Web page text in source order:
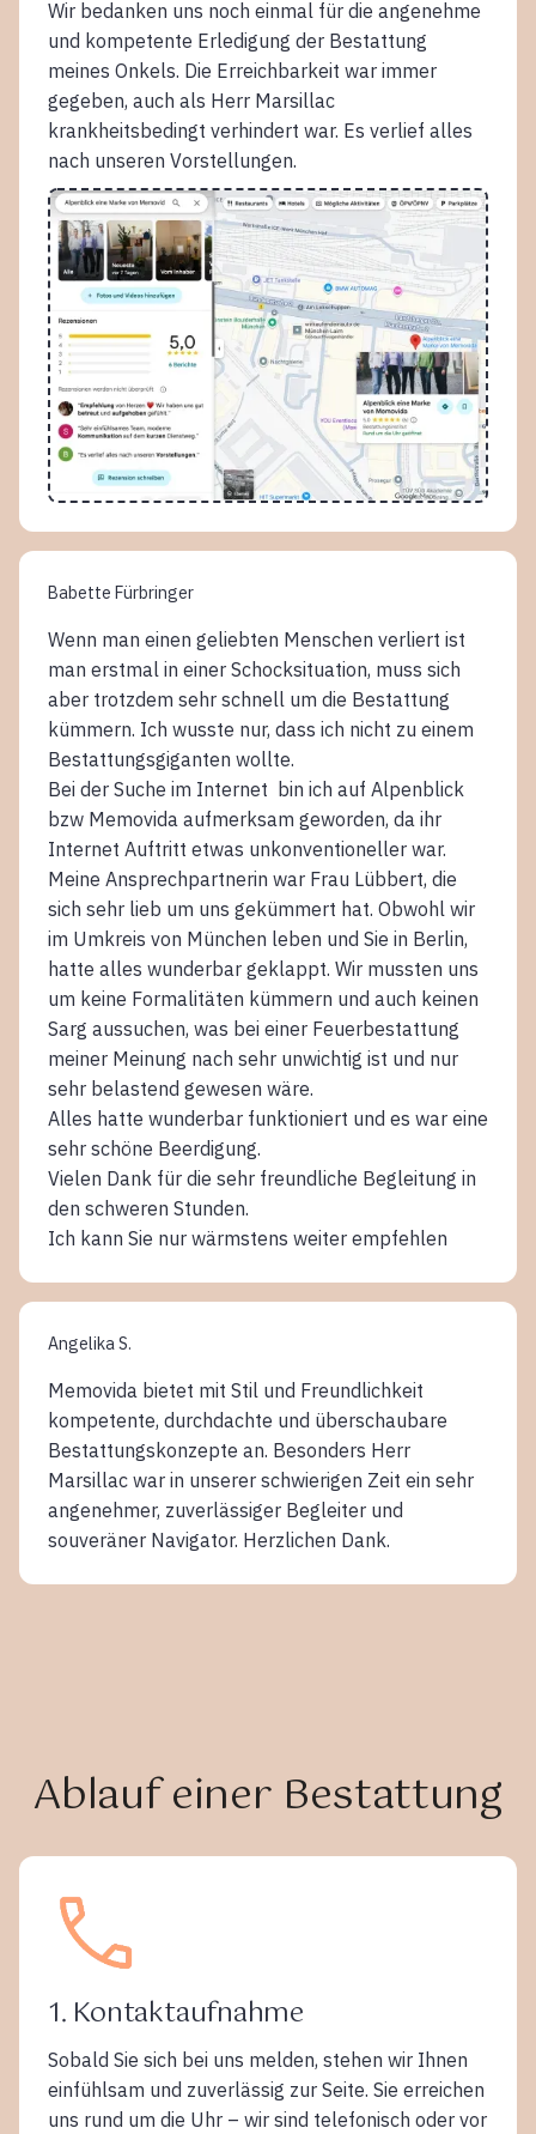
Wir bedanken uns noch einmal für die angenehme
und kompetente Erledigung der Bestattung
meines Onkels. Die Erreichbarkeit war immer
gegeben, auch als Herr Marsillac
krankheitsbedingt verhindert war. Es verlief alles
nach unseren Vorstellungen.
Babette Fürbringer
Wenn man einen geliebten Menschen verliert ist
man erstmal in einer Schocksituation, muss sich
aber trotzdem sehr schnell um die Bestattung
kümmern. Ich wusste nur, dass ich nicht zu einem
Bestattungsgiganten wollte.
Bei der Suche im Internet bin ich auf Alpenblick
bzw Memovida aufmerksam geworden, da ihr
Internet Auftritt etwas unkonventioneller war.
Meine Ansprechpartnerin war Frau Lübbert, die
sich sehr lieb um uns gekümmert hat. Obwohl wir
im Umkreis von München leben und Sie in Berlin,
hatte alles wunderbar geklappt. Wir mussten uns
um keine Formalitäten kümmern und auch keinen
Sarg aussuchen, was bei einer Feuerbestattung
meiner Meinung nach sehr unwichtig ist und nur
sehr belastend gewesen wäre.
Alles hatte wunderbar funktioniert und es war eine
sehr schöne Beerdigung.
Vielen Dank für die sehr freundliche Begleitung in
den schweren Stunden.
Ich kann Sie nur wärmstens weiter empfehlen
Angelika S.
Memovida bietet mit Stil und Freundlichkeit
kompetente, durchdachte und überschaubare
Bestattungskonzepte an. Besonders Herr
Marsillac war in unserer schwierigen Zeit ein sehr
angenehmer, zuverlässiger Begleiter und
souveräner Navigator. Herzlichen Dank.
Ablauf einer Bestattung
1. Kontaktaufnahme
Sobald Sie sich bei uns melden, stehen wir Ihnen
einfühlsam und zuverlässig zur Seite. Sie erreichen
uns rund um die Uhr – wir sind telefonisch oder vor